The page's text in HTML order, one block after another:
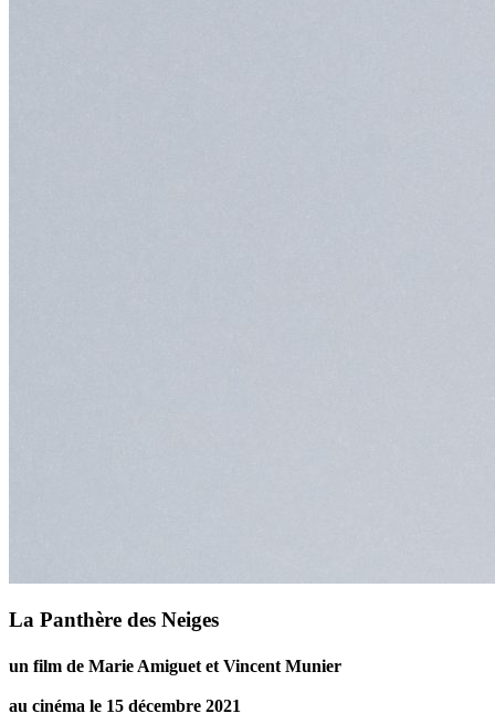
La Panthère des Neiges
un film de Marie Amiguet et Vincent Munier
au cinéma le 15 décembre 2021